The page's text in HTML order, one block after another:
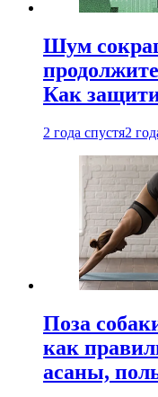
Шум
Как
2 года спустя2
Поза
как
асаны,